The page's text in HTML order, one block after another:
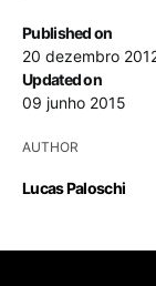
Published on
20 dezembro
Updated on
09 junho 2015
AUTHOR
Lucas Paloschi